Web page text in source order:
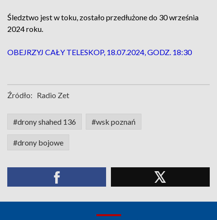
Śledztwo jest w toku, zostało przedłużone do 30 września
2024 roku.
OBEJRZYJ CAŁY TELESKOP, 18.07.2024, GODZ. 18:30
Źródło: Radio Zet
#drony shahed 136 #wsk poznań
#drony bojowe